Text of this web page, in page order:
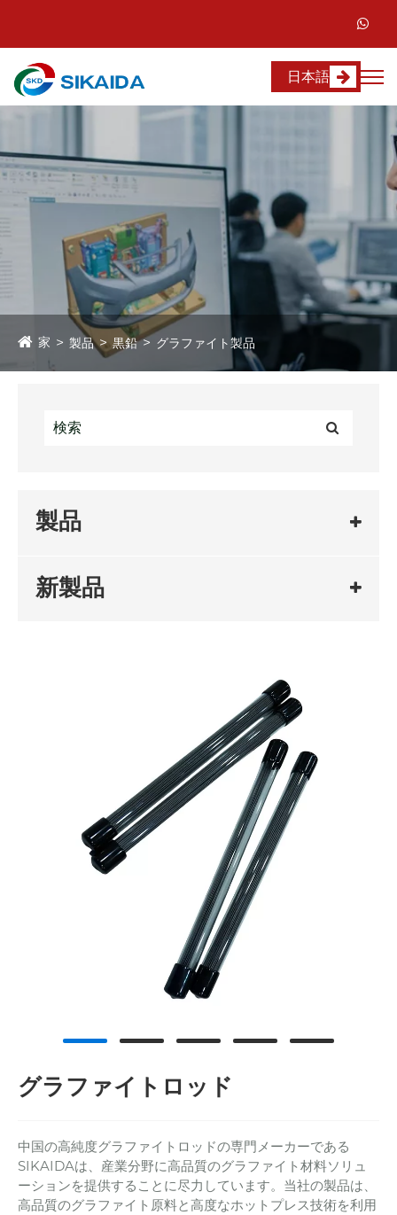
日本語
家 製品 黒鉛 グラファイト製品
製品
新製品
グラファイトロッド
中国の高純度グラファイトロッドの専門メーカーである
SIKAIDAは、産業分野に高品質のグラファイト材料ソリュ
ーションを提供することに尽力しています。当社の製品は、
高品質のグラファイト原料と高度なホットプレス技術を利用